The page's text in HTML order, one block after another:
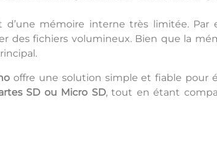
mémoire interne très limitée. Par
des fichiers volumineux. Bien que la
offre une solution simple et fiable pour
SD ou Micro SD, tout en étant